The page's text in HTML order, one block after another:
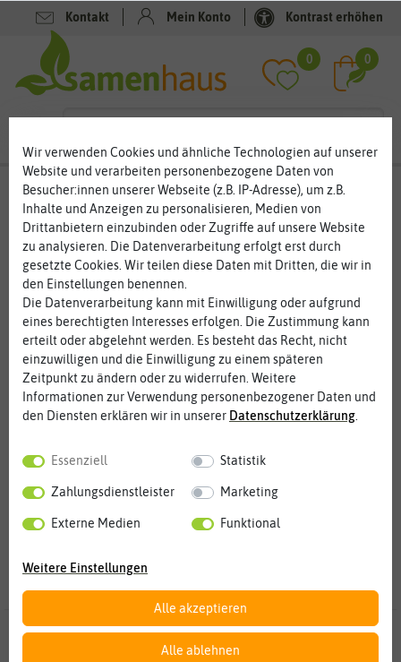
Kontakt Mein Konto Kontrast erhöhen
0 0
Obstsamen- Beerensamen
Beeren für Garten, Balkon und Terrasse
Beeren können Sie überall aussäen. Haben Sie keinen Garten,
reicht auch ein großer Pflanzkübel auf dem Balkon. Beeren sind
lecker, gesund und das perfekte Obst zum Naschen. Ob
Erdbeeren, Andenbeeren, Inkapflaume oder Physalis, die kleinen
Früchte sind echte Vitaminbomben, die Sie gleich von der
Pflanze weg essen können oder für leckere Rezepte verwenden.
Die kleinen süßen Früchtchen sind oft pflegeleicht und können
mühelos kultiviert werden.
Weitere Kategorien
Erdbeersamen Andenbeerensamen
50 Ergebnissegefunden in Beerensamen
Filter
Wir verwenden Cookies und ähnliche Technologien auf unserer
Website und verarbeiten personenbezogene Daten von
Besucher:innen unserer Webseite (z.B. IP-Adresse), um z.B.
Inhalte und Anzeigen zu personalisieren, Medien von
Drittanbietern einzubinden oder Zugriffe auf unsere Website
zu analysieren. Die Datenverarbeitung erfolgt erst durch
gesetzte Cookies. Wir teilen diese Daten mit Dritten, die wir in
den Einstellungen benennen.
Die Datenverarbeitung kann mit Einwilligung oder aufgrund
eines berechtigten Interesses erfolgen. Die Zustimmung kann
erteilt oder abgelehnt werden. Es besteht das Recht, nicht
einzuwilligen und die Einwilligung zu einem späteren
Zeitpunkt zu ändern oder zu widerrufen. Weitere
Informationen zur Verwendung personenbezogener Daten und
den Diensten erklären wir in unserer Daten­schutz­erklärung.
Essenziell Statistik
Zahlungsdienstleister Marketing
Externe Medien Funktional
Weitere Einstellungen
Alle akzeptieren
Alle ablehnen